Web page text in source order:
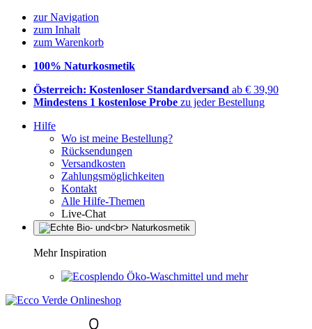
zur Navigation
zum Inhalt
zum Warenkorb
100% Naturkosmetik
Österreich: Kostenloser Standardversand ab € 39,90
Mindestens 1 kostenlose Probe zu jeder Bestellung
Hilfe
Wo ist meine Bestellung?
Rücksendungen
Versandkosten
Zahlungsmöglichkeiten
Kontakt
Alle Hilfe-Themen
Live-Chat
Mehr Inspiration
Öko-Waschmittel und mehr